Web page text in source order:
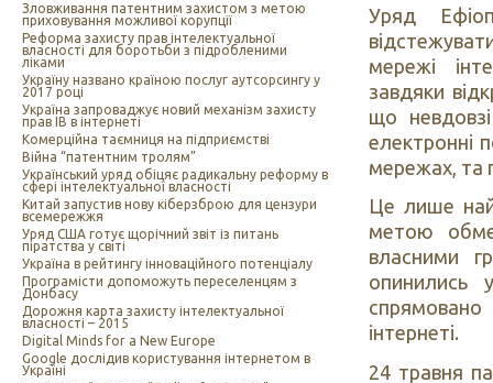
Зловживання патентним захистом з метою
приховування можливої корупції
Реформа захисту прав інтелектуальної
власності для боротьби з підробленими
ліками
Україну названо країною послуг аутсорсингу у
2017 році
Україна запроваджує новий механізм захисту
прав ІВ в інтернеті
Комерційна таємниця на підприємстві
Війна “патентним тролям”
Український уряд обіцяє радикальну реформу в
сфері інтелектуальної власності
Китай запустив нову кіберзброю для цензури
всемережжя
Уряд США готує щорічний звіт із питань
піратства у світі
Україна в рейтингу інноваційного потенціалу
Програмісти допоможуть переселенцям з
Донбасу
Дорожня карта захисту інтелектуальної
власності – 2015
Digital Minds for a New Europe
Google дослідив користування інтернетом в
Україні
Уряд
мережі
завдяки
що
електронні
мережах, та
Це лише
метою
власними
опинились
інтернеті.
24 травня